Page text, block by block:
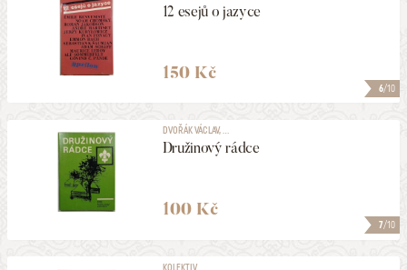
6/10
12 esejů o jazyce
150 Kč
7/10
DVOŘÁK VÁCLAV, ...
Družinový rádce
100 Kč
KOLEKTIV